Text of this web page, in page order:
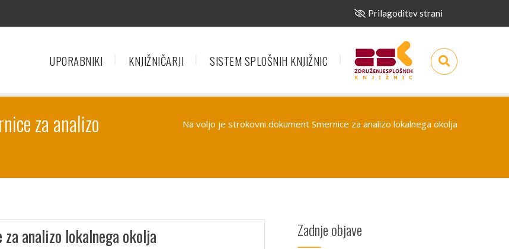
Prilagoditev strani
UPORABNIKI KNJIŽNIČARJI SISTEM SPLOŠNIH KNJIŽNIC
za analizo
Na voljo je strokovni dokument Smernice za analizo lokalnega okolja
analizo lokalnega okolja Zadnje objave